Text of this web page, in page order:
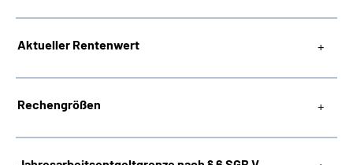
Inhalte in Gebärdensprache (DGS)
Aktueller Rentenwert
Rechengrößen